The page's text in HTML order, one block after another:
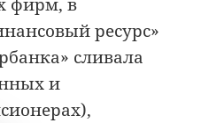
ресурс»
сливала
и